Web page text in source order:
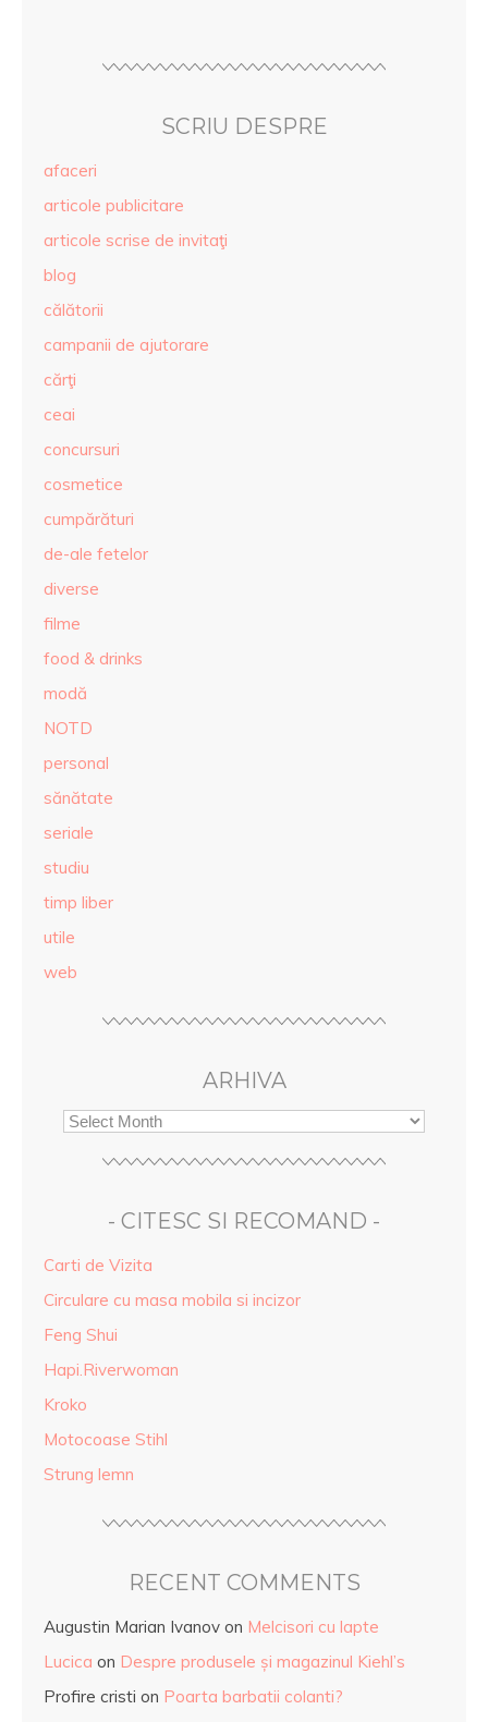
SCRIU DESPRE
afaceri
articole publicitare
articole scrise de invitaţi
blog
călătorii
campanii de ajutorare
cărţi
ceai
concursuri
cosmetice
cumpărături
de-ale fetelor
diverse
filme
food & drinks
modă
NOTD
personal
sănătate
seriale
studiu
timp liber
utile
web
ARHIVA
- CITESC SI RECOMAND -
Carti de Vizita
Circulare cu masa mobila si incizor
Feng Shui
Hapi.Riverwoman
Kroko
Motocoase Stihl
Strung lemn
RECENT COMMENTS
Augustin Marian Ivanov on Melcisori cu lapte
Lucica on Despre produsele și magazinul Kiehl’s
Profire cristi on Poarta barbatii colanti?